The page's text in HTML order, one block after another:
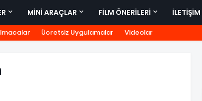
MİNİ ARAÇLAR FİLM ÖNERİLERİ İLETİŞİM
Ücretsiz Uygulamalar Videolar